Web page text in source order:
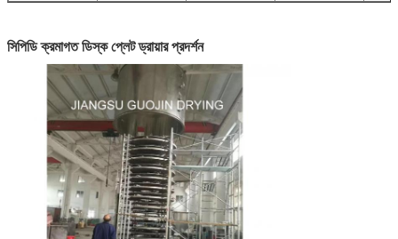
সিপিডি ক্রমাগত ডিস্ক প্লেট ড্রায়ার প্রদর্শন